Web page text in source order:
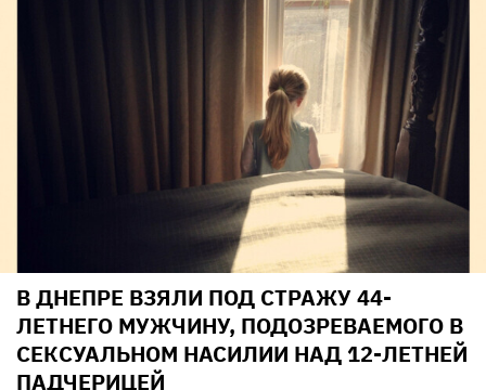
В ДНЕПРЕ ВЗЯЛИ ПОД СТРАЖУ 44-
ЛЕТНЕГО МУЖЧИНУ, ПОДОЗРЕВАЕМОГО В
СЕКСУАЛЬНОМ НАСИЛИИ НАД 12-ЛЕТНЕЙ
ПАДЧЕРИЦЕЙ